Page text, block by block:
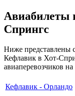
Авиабилеты
Спрингс
Ниже представлены
Кефлавик в Хот-
авиаперевозчиков
Кефлавик - Орландо